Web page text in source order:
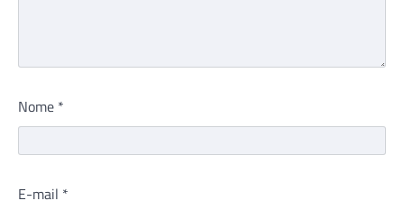
Nome *
E-mail *